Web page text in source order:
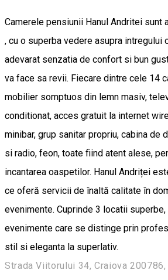
Camerele pensiunii Hanul Andritei sunt
, cu o superba vedere asupra intregului
adevarat senzatia de confort si bun
va face sa revii. Fiecare dintre cele 14
mobilier somptuos din lemn masiv,
conditionat, acces gratuit la internet
minibar, grup sanitar propriu, cabina de
si radio, feon, toate fiind atent alese,
incantarea oaspetilor. Hanul Andriței
ce oferă servicii de înaltă calitate în
evenimente. Cuprinde 3 locatii
evenimente care se distinge prin
stil si eleganta la superlativ.
Strada Viitorului 34, Craiova 200786,